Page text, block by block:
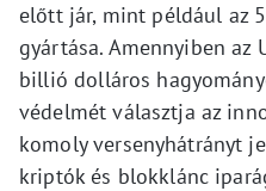
előtt jár, mint például az
gyártása. Amennyiben az
billió dolláros
védelmét választja az
komoly versenyhátrányt
kriptók és blokklánc